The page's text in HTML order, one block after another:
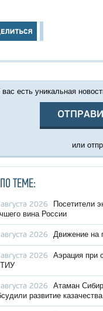
вас есть уникальная
или
ТЕМЕ:
2026
Посетители
вина России
2026 Движение на
2026
Аэрация при
ТИУ
2026
Атаман
развитие казачества